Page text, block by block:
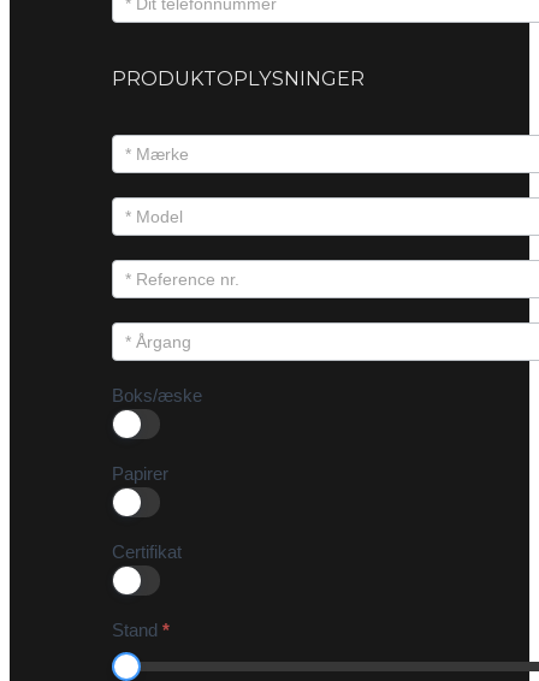
PRODUKTOPLYSNINGER
Boks/æske
Papirer
Certifikat
Stand *